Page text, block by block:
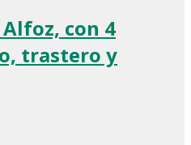
con 4
trastero y